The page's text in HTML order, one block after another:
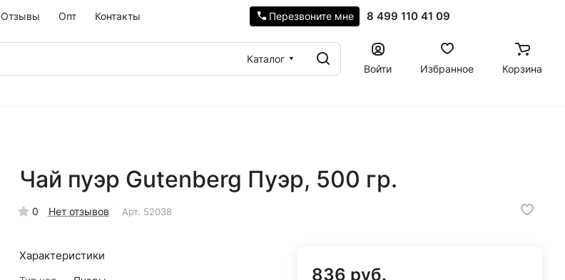
Отзывы Опт Контакты 8 499 110 41 09
Перезвоните мне
Каталог
Войти
Избранное Корзина
Чай пуэр Gutenberg Пуэр, 500 гр.
0 Нет отзывов Арт. 52038
Характеристики
836 руб.